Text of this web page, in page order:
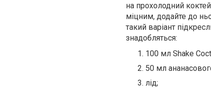
на прохолодний
міцним, додайте до
такий варіант
знадобляться:
100 мл Shake
50 мл
лід;